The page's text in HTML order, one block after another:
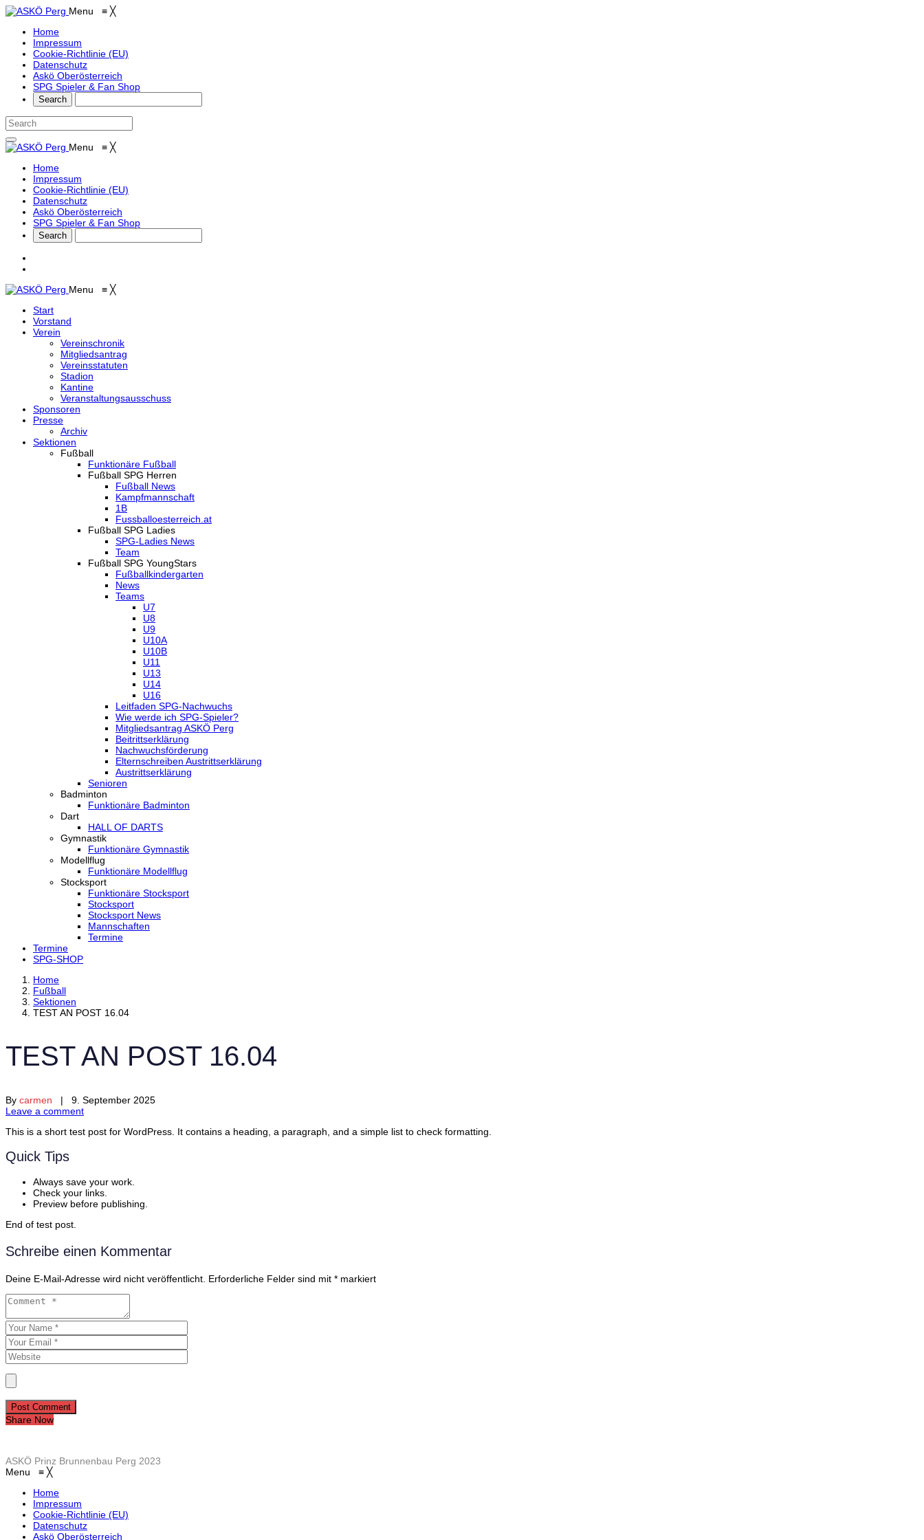
Menu ≡ ╳
Home
Impressum
Cookie-Richtlinie (EU)
Datenschutz
Askö Oberösterreich
SPG Spieler & Fan Shop
Menu ≡ ╳
Home
Impressum
Cookie-Richtlinie (EU)
Datenschutz
Askö Oberösterreich
SPG Spieler & Fan Shop
Menu ≡ ╳
Start
Vorstand
Verein
Vereinschronik
Mitgliedsantrag
Vereinsstatuten
Stadion
Kantine
Veranstaltungsausschuss
Sponsoren
Presse
Archiv
Sektionen
Fußball
Funktionäre Fußball
Fußball SPG Herren
Fußball News
Kampfmannschaft
1B
Fussballoesterreich.at
Fußball SPG Ladies
SPG-Ladies News
Team
Fußball SPG YoungStars
Fußballkindergarten
News
Teams
U7
U8
U9
U10A
U10B
U11
U13
U14
U16
Leitfaden SPG-Nachwuchs
Wie werde ich SPG-Spieler?
Mitgliedsantrag ASKÖ Perg
Beitrittserklärung
Nachwuchsförderung
Elternschreiben Austrittserklärung
Austrittserklärung
Senioren
Badminton
Funktionäre Badminton
Dart
HALL OF DARTS
Gymnastik
Funktionäre Gymnastik
Modellflug
Funktionäre Modellflug
Stocksport
Funktionäre Stocksport
Stocksport
Stocksport News
Mannschaften
Termine
Termine
SPG-SHOP
Home
Fußball
Sektionen
TEST AN POST 16.04
TEST AN POST 16.04
By carmen | 9. September 2025
Leave a comment
This is a short test post for WordPress. It contains a heading, a paragraph, and a simple list to check formatting.
Quick Tips
Always save your work.
Check your links.
Preview before publishing.
End of test post.
Schreibe einen Kommentar
Deine E-Mail-Adresse wird nicht veröffentlicht. Erforderliche Felder sind mit * markiert
Post Comment
Share Now
ASKÖ Prinz Brunnenbau Perg 2023
Menu ≡ ╳
Home
Impressum
Cookie-Richtlinie (EU)
Datenschutz
Askö Oberösterreich